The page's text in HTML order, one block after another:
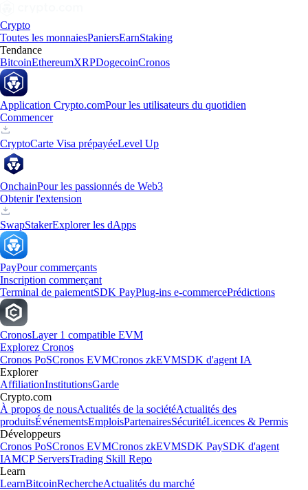
Crypto
Toutes les monnaiesPaniersEarnStaking
Tendance
BitcoinEthereumXRPDogecoinCronos
Application Crypto.comPour les utilisateurs du quotidien
Commencer
CryptoCarte Visa prépayéeLevel Up
OnchainPour les passionnés de Web3
Obtenir l'extension
SwapStakerExplorer les dApps
PayPour commerçants
Inscription commerçant
Terminal de paiementSDK PayPlug-ins e-commercePrédictions
CronosLayer 1 compatible EVM
Explorez Cronos
Cronos PoSCronos EVMCronos zkEVMSDK d'agent IA
Explorer
AffiliationInstitutionsGarde
Crypto.com
À propos de nousActualités de la sociétéActualités des
produitsÉvénementsEmploisPartenairesSécuritéLicences & Permis
Développeurs
Cronos PoSCronos EVMCronos zkEVMSDK PaySDK d'agent
IAMCP ServersTrading Skill Repo
Learn
LearnBitcoinRechercheActualités du marché